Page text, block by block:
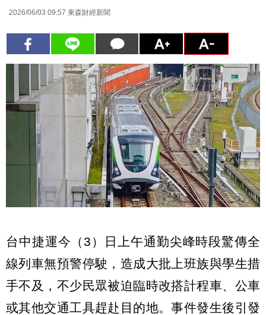
2026/06/03 09:57 東森財經新聞
台中捷運今（3）日上午通勤尖峰時段驚傳全
線列車無預警停駛，造成大批上班族與學生措
手不及，不少民眾被迫臨時改搭計程車、公車
或其他交通工具趕赴目的地。事件發生後引發